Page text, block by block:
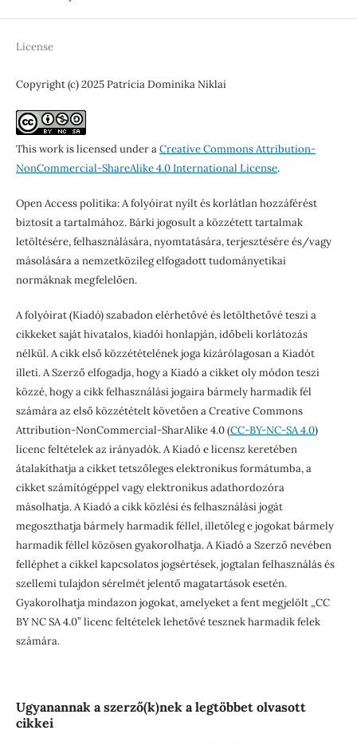
License
Copyright (c) 2025 Patrícia Dominika Niklai
This work is licensed under aCreative Commons Attribution-
NonCommercial-ShareAlike 4.0 International License.
Open Access politika: A folyóirat nyílt és korlátlan hozzáférést
biztosít a tartalmához. Bárki jogosult a közzétett tartalmak
letöltésére, felhasználására, nyomtatására, terjesztésére és/vagy
másolására a nemzetközileg elfogadott tudományetikai
normáknak megfelelően.
A folyóirat (Kiadó) szabadon elérhetővé és letölthetővé teszi a
cikkeket saját hivatalos, kiadói honlapján, időbeli korlátozás
nélkül. A cikk első közzétételének joga kizárólagosan a Kiadót
illeti. A Szerző elfogadja, hogy a Kiadó a cikket oly módon teszi
közzé, hogy a cikk felhasználási jogaira bármely harmadik fél
számára az első közzétételt követően a Creative Commons
Attribution-NonCommercial-SharAlike 4.0 (CC-BY-NC-SA 4.0)
licenc feltételek az irányadók. A Kiadó e licensz keretében
átalakíthatja a cikket tetszőleges elektronikus formátumba, a
cikket számítógéppel vagy elektronikus adathordozóra
másolhatja. A Kiadó a cikk közlési és felhasználási jogát
megoszthatja bármely harmadik féllel, illetőleg e jogokat bármely
harmadik féllel közösen gyakorolhatja. A Kiadó a Szerző nevében
felléphet a cikkel kapcsolatos jogsértések, jogtalan felhasználás és
szellemi tulajdon sérelmét jelentő magatartások esetén.
Gyakorolhatja mindazon jogokat, amelyeket a fent megjelölt „CC
BY NC SA 4.0” licenc feltételek lehetővé tesznek harmadik felek
számára.
Ugyanannak a szerző(k)nek a legtöbbet olvasott
cikkei